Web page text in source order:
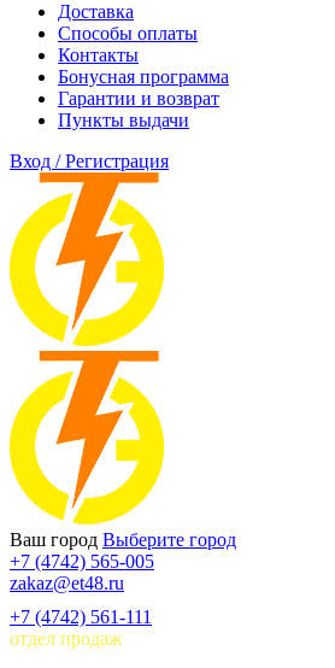
Доставка
Способы оплаты
Контакты
Бонусная программа
Гарантии и возврат
Пункты выдачи
Вход / Регистрация
Ваш город Выберите город
+7 (4742) 565-005
zakaz@et48.ru
+7 (4742) 561-111
отдел продаж